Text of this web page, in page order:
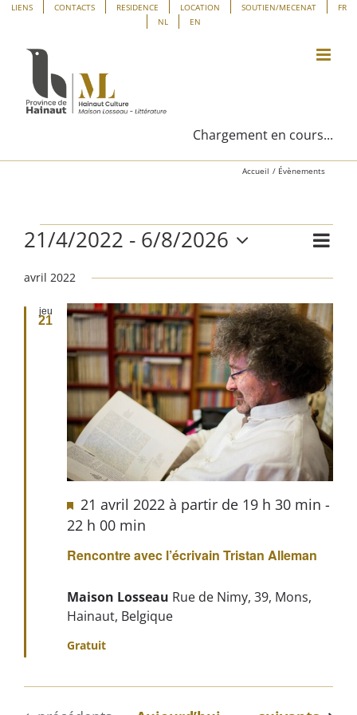
Panneau de gestion des cookies
Passer
contenu
LIENS CONTACTS RESIDENCE LOCATION SOUTIEN/MECENAT
FR
NL
EN
Chargement en cours...
Accueil Évènements
Évènements
par
Liste
21/4/2022 - 6/8/2026
une
date.
avril 2022
jeu
21
Rencontre avec l’écrivain Tristan Alleman
21 avril 2022 à partir de 19 h 30 min -
22 h 00 min
Maison Losseau Rue de Nimy, 39, Mons,
Hainaut, Belgique
Gratuit